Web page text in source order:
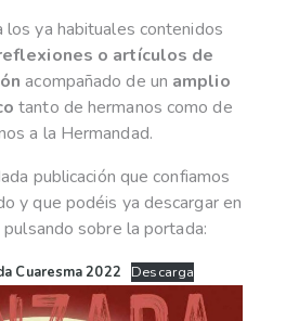
los ya habituales contenidos
o artículos de
acompañado de un amplio
tanto de hermanos como de
a la Hermandad.
publicación que confiamos
y que podéis ya descargar en
sobre la portada:
Cuaresma 2022 Descarga